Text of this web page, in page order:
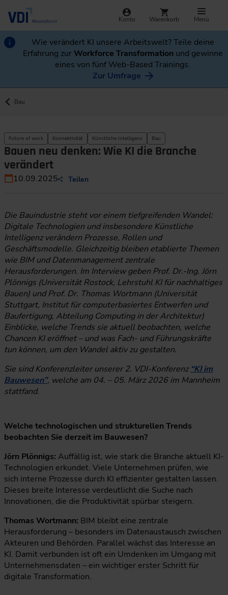
Konto Warenkorb Menü
Wie verändert KI unsere Arbeitswelt? Teile deine
Erfahrung zurWorkforce Transformation und gewinne
eines von fünf Web-Based Trainings.
Zur Umfrage
Bau
Future of work Konnektivität Künstliche Intelligenz Bau
Bauen neu denken: Wie KI die Branche
verändert
10.09.2025 Teilen
Die Bauindustrie steht vor einem tiefgreifenden Wandel:
Digitale Technologien und insbesondere Künstliche
Intelligenz verändern Prozesse, Rollen und
Geschäftsmodelle. Gleichzeitig bleiben etablierte Themen
wie BIM und Datenmanagement zentrale
Herausforderungen. Im Interview geben Prof. Dr.-Ing. Jörn
Plönnigs (Universität Rostock, Lehrstuhl KI für nachhaltiges
Bauen) und Prof. Dr. Thomas Wortmann (Universität
Stuttgart, Institut für computerbasiertes Entwerfen und
Baufertigung, Abteilung Computing in der Architektur)
Einblicke, welche Trends sie aktuell beobachten, welche
Chancen KI eröffnet – und was Fach- und Führungskräfte
tun können, um den Wandel aktiv zu gestalten.
Sie sind Konferenzleiter unserer 2. VDI-Konferenz “KI im
Bauwesen”, welche am 04. – 05. März 2026 im Mannheim
stattfand.
Welche technologischen und strukturellen Trends
beobachten Sie derzeit im Bauwesen?
Jörn Plönnigs: Auffällig ist, wie stark die Branche aktuell KI-
Technologien erkundet. Viele Unternehmen prüfen, wie
sich interne Prozesse durch KI effizienter gestalten lassen.
Dieses breite Interesse verdeutlicht die Suche nach
Innovationen, die die Produktivität spürbar steigern.
Thomas Wortmann: BIM bleibt eine zentrale
Herausforderung – besonders im Datenaustausch zwischen
Akteuren und Behörden. Parallel wächst das Interesse an
KI. Damit verbunden ist oft ein Umdenken im Umgang mit
Unternehmensdaten – ein wichtiger erster Schritt für
digitale Transformation.